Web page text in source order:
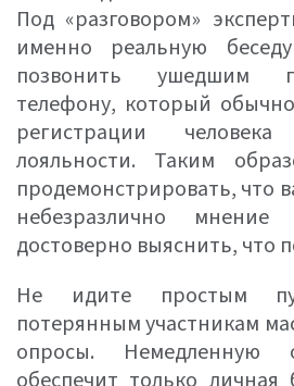
Под «разговором»
именно реальную
позвонить ушедшим
телефону, который
регистрации
лояльности. Таким
продемонстрировать, что
небезразлично мнение
достоверно выяснить, что
Не идите простым
потерянным участникам
опросы. Немедленную